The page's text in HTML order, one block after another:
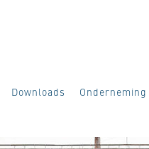
Downloads Onderneming